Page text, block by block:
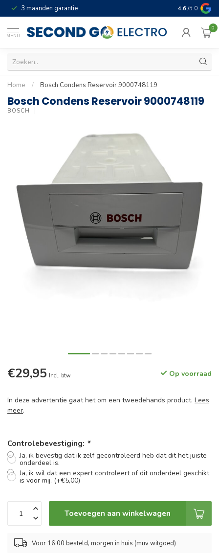
3 maanden garantie Geld terug
4.6 /5.0
MENU
0
Home / Bosch Condens Reservoir 9000748119
Bosch Condens Reservoir 9000748119
BOSCH
€29,95 Incl. btw Op voorraad
In deze advertentie gaat het om een tweedehands product. Lees
meer.
Controlebevestiging: *
Ja, ik bevestig dat ik zelf gecontroleerd heb dat dit het juiste
onderdeel is.
Ja, ik wil dat een expert controleert of dit onderdeel geschikt
is voor mij. (+€5,00)
Toevoegen aan winkelwagen
Voor 16:00 besteld, morgen in huis (muv witgoed)